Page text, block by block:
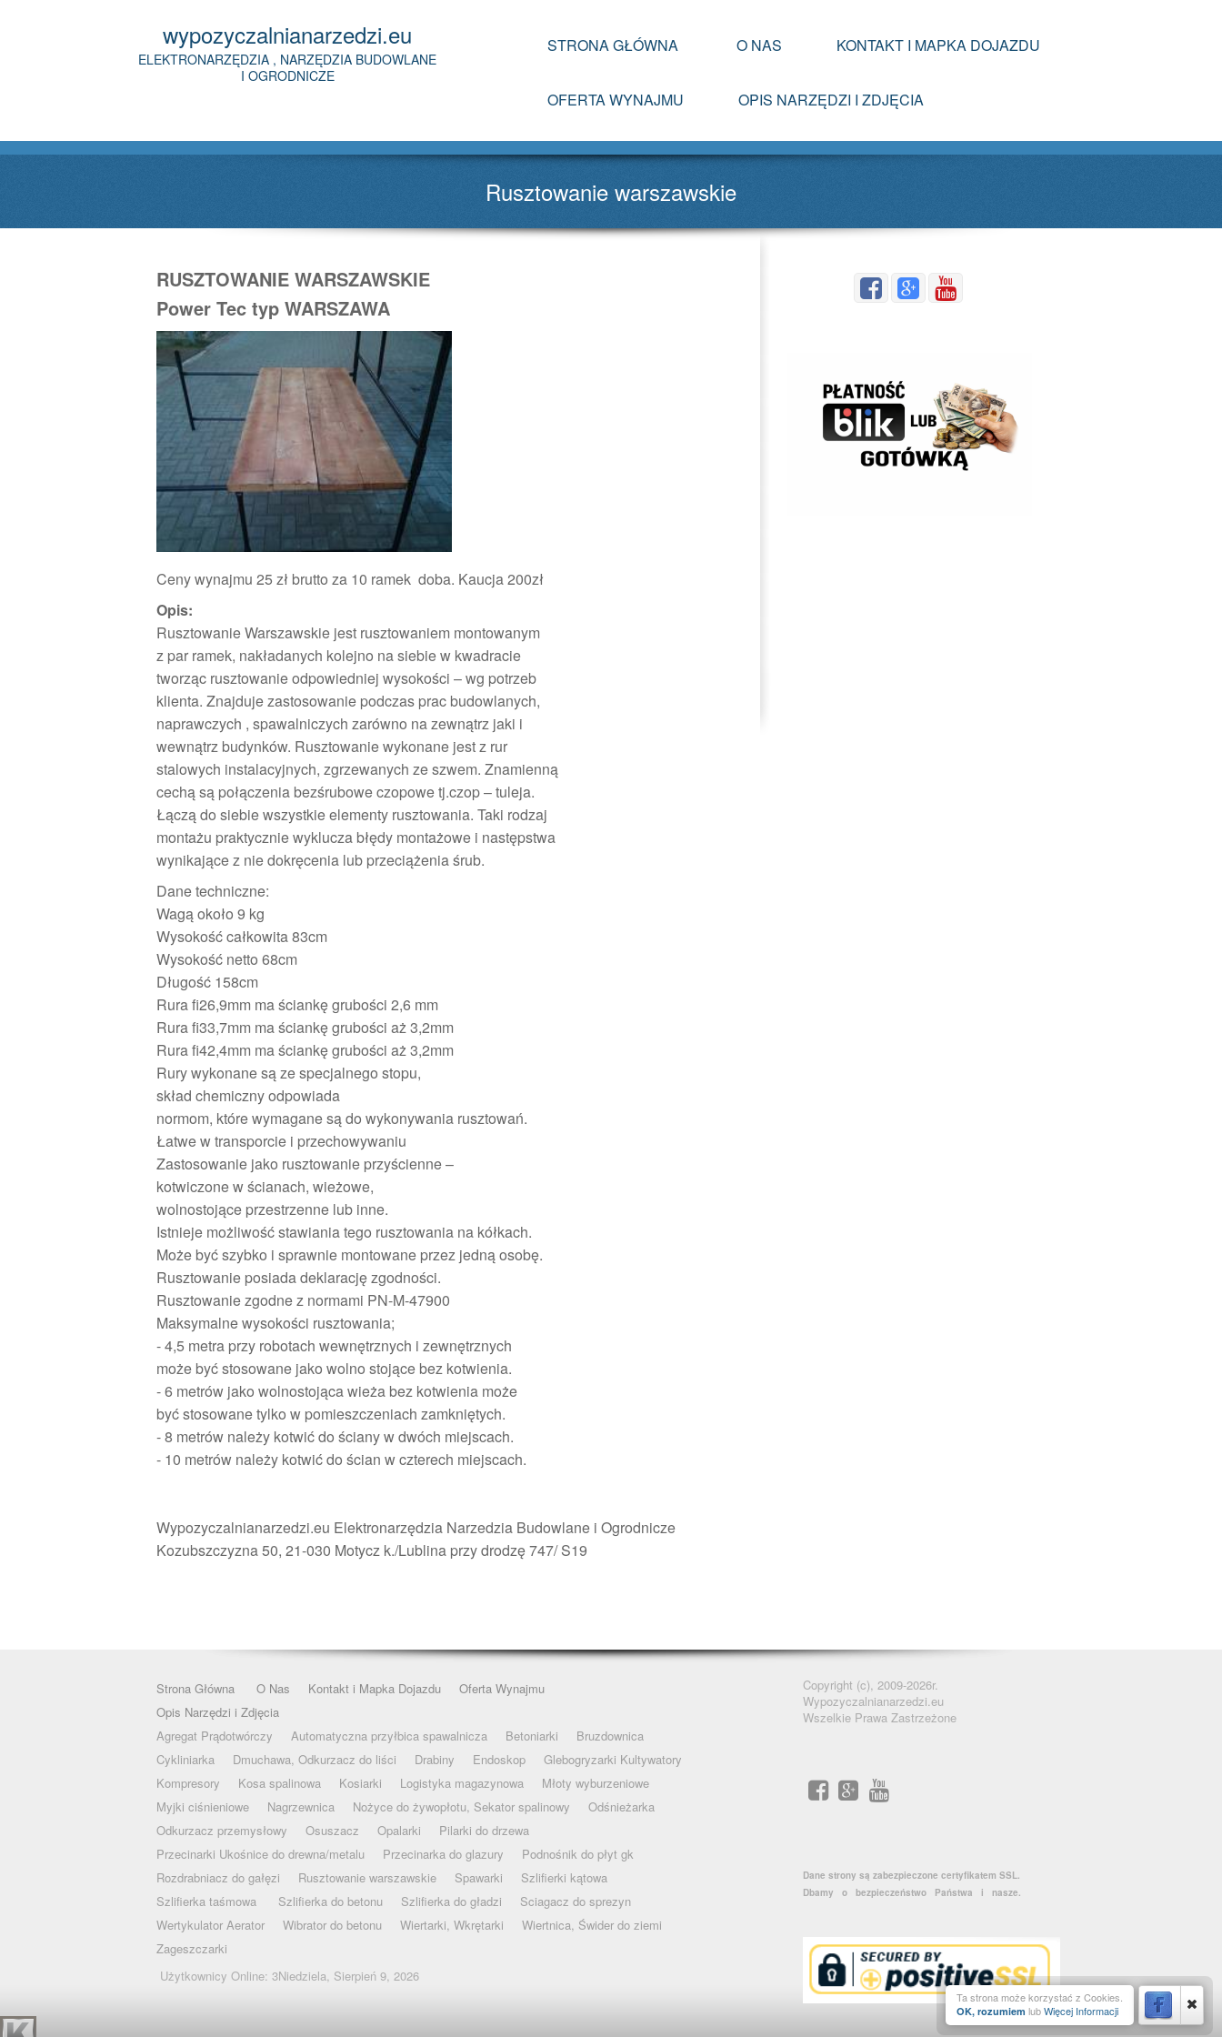
wypozyczalnianarzedzi.eu
ELEKTRONARZĘDZIA , NARZĘDZIA BUDOWLANE
I OGRODNICZE
STRONA GŁÓWNA O NAS KONTAKT I MAPKA DOJAZDU
OFERTA WYNAJMU OPIS NARZĘDZI I ZDJĘCIA
Rusztowanie warszawskie
RUSZTOWANIE WARSZAWSKIE
Power Tec typ WARSZAWA
Ceny wynajmu 25 zł brutto za 10 ramek doba. Kaucja 200zł
Opis:
Rusztowanie Warszawskie jest rusztowaniem montowanym
z par ramek, nakładanych kolejno na siebie w kwadracie
tworząc rusztowanie odpowiedniej wysokości – wg potrzeb
klienta. Znajduje zastosowanie podczas prac budowlanych,
naprawczych , spawalniczych zarówno na zewnątrz jaki i
wewnątrz budynków. Rusztowanie wykonane jest z rur
stalowych instalacyjnych, zgrzewanych ze szwem. Znamienną
cechą są połączenia bezśrubowe czopowe tj.czop – tuleja.
Łączą do siebie wszystkie elementy rusztowania. Taki rodzaj
montażu praktycznie wyklucza błędy montażowe i następstwa
wynikające z nie dokręcenia lub przeciążenia śrub.
Dane techniczne:
Wagą około 9 kg
Wysokość całkowita 83cm
Wysokość netto 68cm
Długość 158cm
Rura fi26,9mm ma ściankę grubości 2,6 mm
Rura fi33,7mm ma ściankę grubości aż 3,2mm
Rura fi42,4mm ma ściankę grubości aż 3,2mm
Rury wykonane są ze specjalnego stopu,
skład chemiczny odpowiada
normom, które wymagane są do wykonywania rusztowań.
Łatwe w transporcie i przechowywaniu
Zastosowanie jako rusztowanie przyścienne –
kotwiczone w ścianach, wieżowe,
wolnostojące przestrzenne lub inne.
Istnieje możliwość stawiania tego rusztowania na kółkach.
Może być szybko i sprawnie montowane przez jedną osobę.
Rusztowanie posiada deklarację zgodności.
Rusztowanie zgodne z normami PN-M-47900
Maksymalne wysokości rusztowania;
- 4,5 metra przy robotach wewnętrznych i zewnętrznych
może być stosowane jako wolno stojące bez kotwienia.
- 6 metrów jako wolnostojąca wieża bez kotwienia może
być stosowane tylko w pomieszczeniach zamkniętych.
- 8 metrów należy kotwić do ściany w dwóch miejscach.
- 10 metrów należy kotwić do ścian w czterech miejscach.
Wypozyczalnianarzedzi.eu Elektronarzędzia Narzedzia Budowlane i Ogrodnicze
Kozubszczyzna 50, 21-030 Motycz k./Lublina przy drodzę 747/ S19
Strona Główna O Nas Kontakt i Mapka Dojazdu
Oferta Wynajmu
Opis Narzędzi i Zdjęcia
Agregat Prądotwórczy
Automatyczna przyłbica spawalnicza Betoniarki
Bruzdownica
Cykliniarka
Dmuchawa, Odkurzacz do liści Drabiny Endoskop
Glebogryzarki Kultywatory
Kompresory
Kosa spalinowa Kosiarki Logistyka magazynowa
Młoty wyburzeniowe
Myjki ciśnieniowe
Nagrzewnica Nożyce do żywopłotu, Sekator spalinowy
Odśnieżarka
Odkurzacz przemysłowy
Osuszacz Opalarki
Pilarki do drzewa
Przecinarki Ukośnice do drewna/metalu
Przecinarka do glazury
Podnośnik do płyt gk
Rozdrabniacz do gałęzi
Rusztowanie warszawskie Spawarki
Szlifierki kątowa
Szlifierka taśmowa
Szlifierka do betonu Szlifierka do gładzi
Sciagacz do sprezyn
Wertykulator Aerator
Wibrator do betonu Wiertarki, Wkrętarki
Wiertnica, Świder do ziemi
Zageszczarki
Użytkownicy Online: 3Niedziela, Sierpień 9, 2026
Copyright (c), 2009-2026r.
Wypozyczalnianarzedzi.eu
Wszelkie Prawa Zastrzeżone
Dane strony są zabezpieczone certyfikatem SSL.
Dbamy o bezpieczeństwo Państwa i nasze.
Ta strona może korzystać z Cookies.
OK, rozumiem lubWięcej Informacji